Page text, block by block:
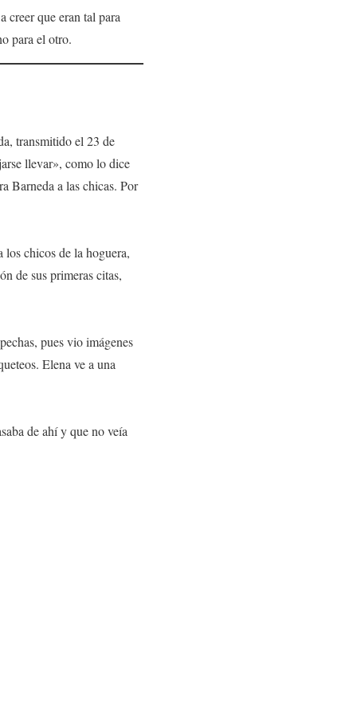
creer que eran tal para
para el otro.
transmitido el 23 de
llevar», como lo dice
Barneda a las chicas. Por
los chicos de la hoguera,
de sus primeras citas,
pues vio imágenes
Elena ve a una
de ahí y que no veía